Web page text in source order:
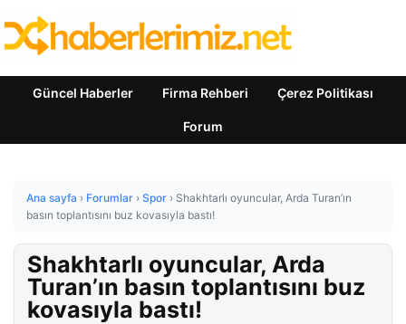
Güncel Haberler Firma Rehberi Çerez Politikası
Forum
Ana sayfa › Forumlar › Spor › Shakhtarlı oyuncular, Arda Turan’ın
basın toplantısını buz kovasıyla bastı!
Shakhtarlı oyuncular, Arda
Turan’ın basın toplantısını buz
kovasıyla bastı!